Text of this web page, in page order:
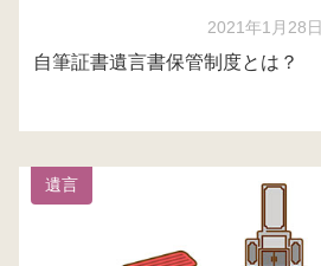
2021年1月28日
自筆証書遺言書保管制度とは？
遺言